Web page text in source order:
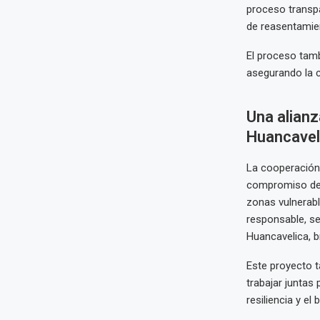
proceso
de
El proceso
asegurando la
Una
La
compromiso
zonas
responsable,
Huancavelica,
Este proyecto
trabajar juntas
resiliencia y el